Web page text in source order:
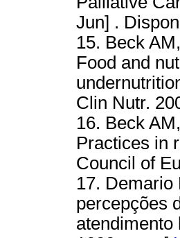
Jun] .
15. Beck
Food and
Clin Nutr.
16. Beck
Practices in
Council of
17. Demario
percepções
atendimento